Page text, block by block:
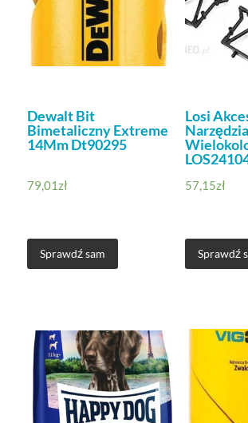
Dewalt Bit
Bimetaliczny Extreme
14Mm Dt90295
79,01zł
Sprawdź sam
Losi
Narzędzia
57,15zł
Sprawdź